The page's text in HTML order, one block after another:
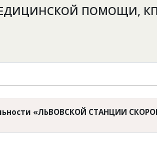
ПОМОЩИ, КП
«ЛЬВОВСКОЙ СТАНЦИИ